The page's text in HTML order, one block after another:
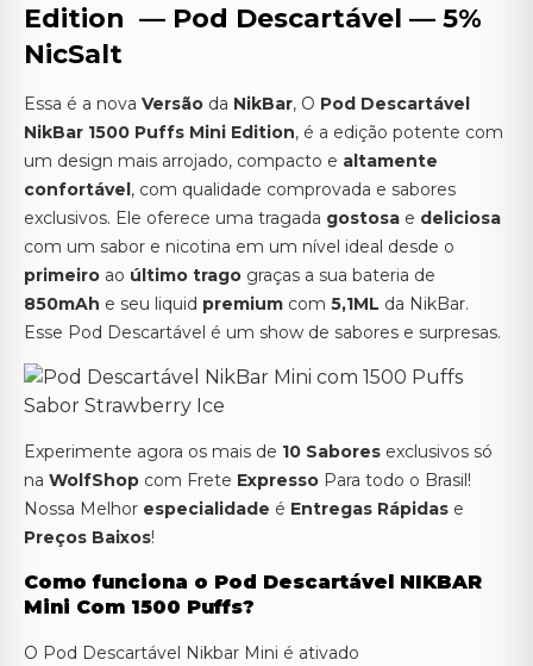
Edition — Pod Descartável — 5%
NicSalt
Essa é a nova Versão da NikBar, O Pod Descartável
NikBar 1500 Puffs Mini Edition, é a edição potente com
um design mais arrojado, compacto e altamente
confortável, com qualidade comprovada e sabores
exclusivos. Ele oferece uma tragada gostosa e deliciosa
com um sabor e nicotina em um nível ideal desde o
primeiro ao último trago graças a sua bateria de
850mAh e seu liquid premium com 5,1ML da NikBar.
Esse Pod Descartável é um show de sabores e surpresas.
Experimente agora os mais de 10 Sabores exclusivos só
na WolfShop com Frete Expresso Para todo o Brasil!
Nossa Melhor especialidade é Entregas Rápidas e
Preços Baixos!
Como funciona o Pod Descartável NIKBAR
Mini Com 1500 Puffs?
O Pod Descartável Nikbar Mini é ativado